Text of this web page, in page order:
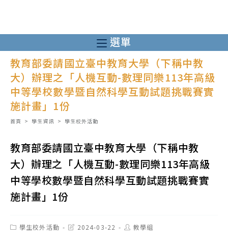
至
主
要
選單
教育部委請國立臺中教育大學（下稱中教
大）辦理之「人機互動-數理同樂113年高級
中等學校數學暨自然科學互動試題挑戰賽實
施計畫」1份
首頁 > 學生資訊 > 學生校外活動
教育部委請國立臺中教育大學（下稱中教
大）辦理之「人機互動-數理同樂113年高級
中等學校數學暨自然科學互動試題挑戰賽實
施計畫」1份
Post學生校外活動
Post2024-03-22
Post教學組